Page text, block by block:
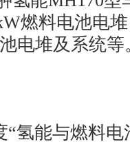
燃料电池电
电堆及系统等
能与燃料电